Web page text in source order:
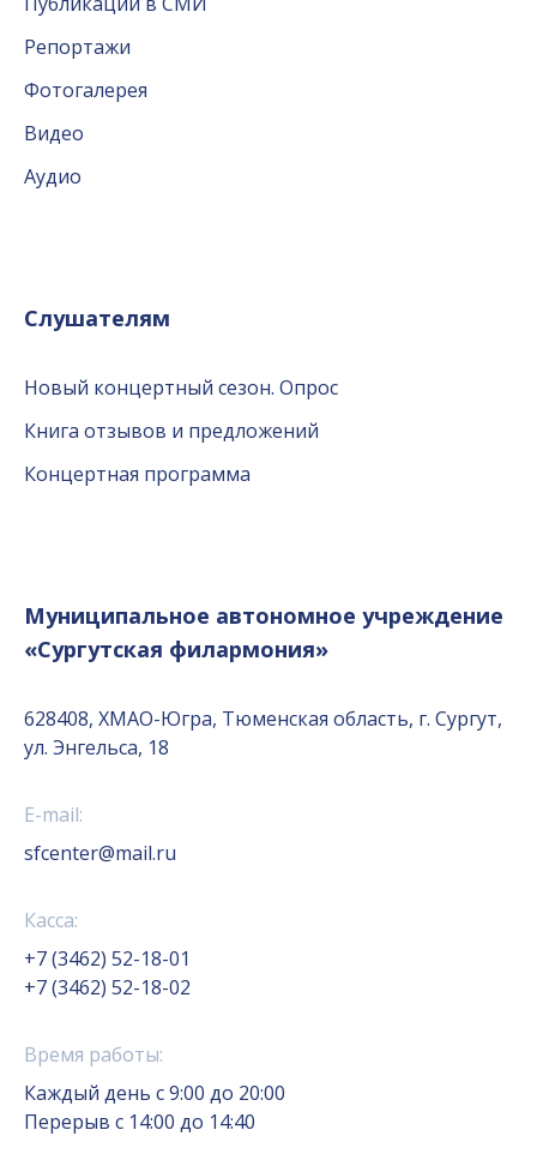
Репортажи
Фотогалерея
Видео
Аудио
Слушателям
Новый концертный сезон. Опрос
Книга отзывов и предложений
Концертная программа
Муниципальное автономное учреждение
«Сургутская филармония»
628408, ХМАО-Югра, Тюменская область, г. Сургут,
ул. Энгельса, 18
E-mail:
sfcenter@mail.ru
Касса:
+7 (3462) 52-18-01
+7 (3462) 52-18-02
Время работы:
Каждый день с 9:00 до 20:00
Перерыв с 14:00 до 14:40